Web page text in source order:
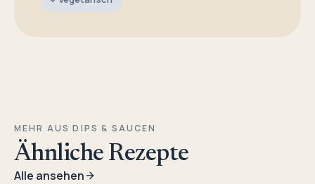
MEHR AUS DIPS & SAUCEN
Ähnliche Rezepte
Alle ansehen